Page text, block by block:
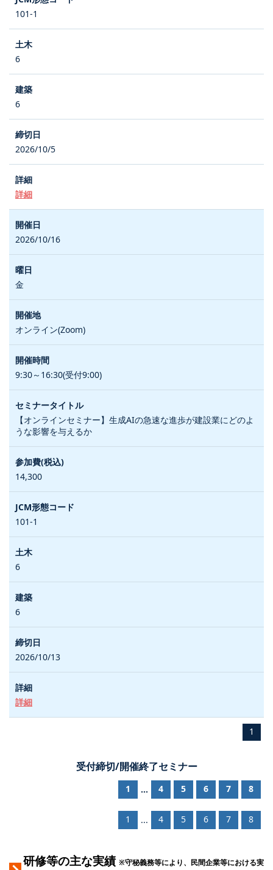
101-1
6
6
2026/10/5
詳細
2026/10/16
金
オンライン(Zoom)
9:30～16:30(受付9:00)
【オンラインセミナー】生成AIの急速な進歩が建設業にどのよ
うな影響を与えるか
14,300
101-1
6
6
2026/10/13
詳細
1
受付締切/開催終了セミナー
1 ... 4 5 6 7 8
1 ... 4 5 6 7 8
研修等の主な実績 ※守秘義務等により、民間企業等における実